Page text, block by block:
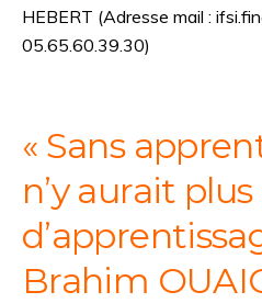
HEBERT (Adresse mail :
05.65.60.39.30)
« Sans
n’y aurait plus
Brahim